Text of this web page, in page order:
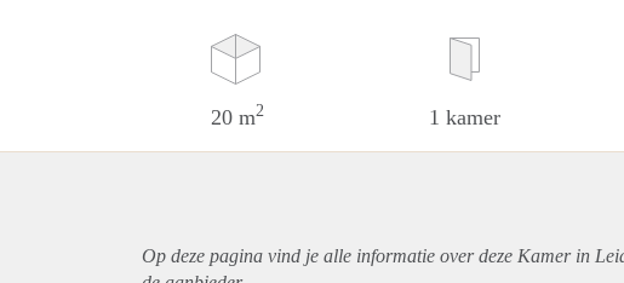
20 m2 1 kamer
Op deze pagina vind je alle informatie over deze Kamer in